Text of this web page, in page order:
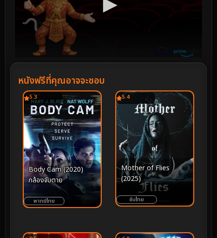
หนังฟรีที่คุณอาจจะชอบ
5.3
Body Cam (2020)
กล้องจับตาย
พากย์ไทย
5.4
Mother of Flies
(2025)
ซับไทย